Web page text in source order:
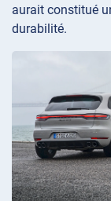
aurait constitué
durabilité.